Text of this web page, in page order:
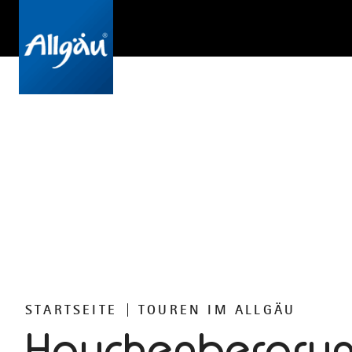
STARTSEITE TOUREN IM ALLGÄU